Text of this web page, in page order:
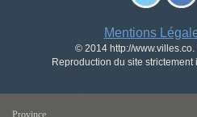
Mentions
© 2014 http://
Reproduction du site
Province